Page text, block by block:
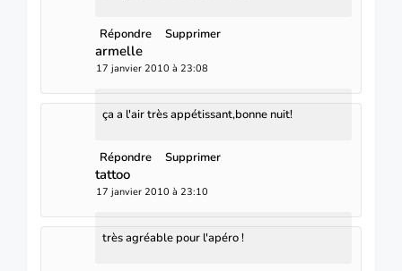
Répondre Supprimer
armelle
17 janvier 2010 à 23:08
ça a l'air très appétissant,bonne nuit!
Répondre Supprimer
tattoo
17 janvier 2010 à 23:10
très agréable pour l'apéro !